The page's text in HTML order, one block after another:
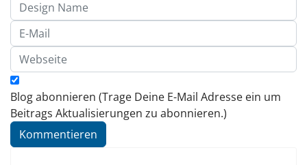
Blog abonnieren (Trage Deine E-Mail Adresse ein um
Beitrags Aktualisierungen zu abonnieren.)
Kommentieren